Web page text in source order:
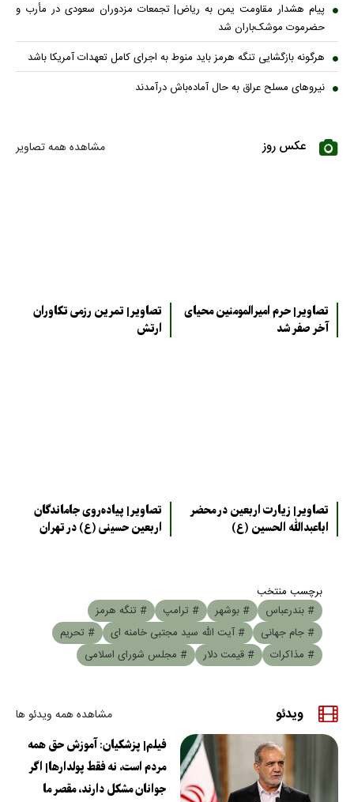
پیام هشدار مقاومت یمن به ریاض| تجمعات مزدوران سعودی در مأرب و
حضرموت موشک‌باران شد
هرگونه بازگشایی تنگه هرمز باید منوط به اجرای کامل تعهدات آمریکا باشد
نیروهای مسلح عراق به حال آماده‌باش درآمدند
عکس روز مشاهده همه تصاویر
تصاویر| حرم امیرالمومنین محیای
آخر صفر شد
تصاویر| تمرین رزمی تکاوران
ارتش
تصاویر| زیارت اربعین در محضر
اباعبدالله الحسین (ع)
تصاویر| پیاده‌روی جاماندگان
اربعین حسینی (ع) در تهران
برچسب منتخب
# بندرعباس
# بوشهر # ترامپ
# تنگه هرمز
# جام جهانی
# آیت الله سید مجتبی خامنه ای
# تحریم
# مذاکرات
# قیمت دلار # مجلس شورای اسلامی
ویدئو مشاهده همه ویدئو ها
فیلم| پزشکیان: آموزش حق همه
مردم است، نه فقط پولدارها| اگر
جوانان مشکل دارند، مقصر ما